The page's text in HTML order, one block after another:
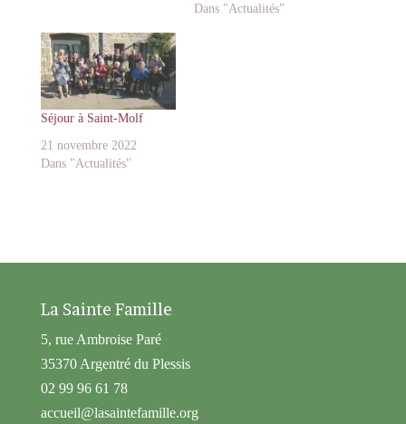
Dans "Actualités"
Séjour à Saint-Molf
21 novembre 2022
Dans "Actualités"
La Sainte Famille
5, rue Ambroise Paré
35370 Argentré du Plessis
02 99 96 61 78
accueil@lasaintefamille.org